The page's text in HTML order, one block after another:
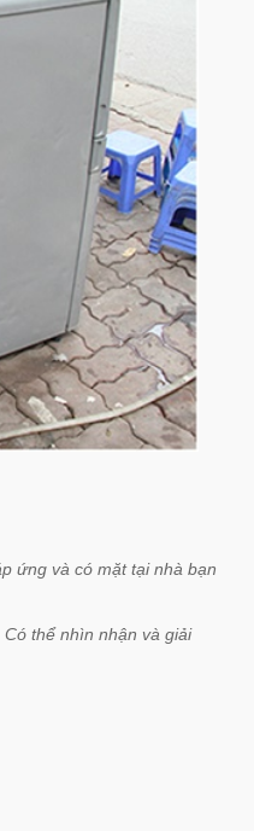
ứng và có mặt tại nhà bạn
thể nhìn nhận và giải